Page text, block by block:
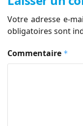
Votre adresse e-
obligatoires sont
Commentaire *